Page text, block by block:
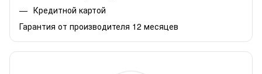
Кредитной картой
Гарантия от производителя 12 месяцев